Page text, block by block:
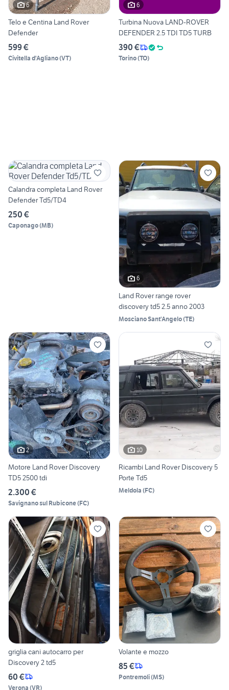
6
Telo e Centina Land Rover
Defender
599 €
Civitella d'Agliano(VT)
6
Turbina Nuova LAND-ROVER
DEFENDER 2.5 TDI TD5 TURB
390 €
Torino(TO)
Calandra completa Land Rover
Defender Td5/TD4
250 €
Caponago(MB)
6
Land Rover range rover
discovery td5 2.5 anno 2003
Mosciano Sant'Angelo(TE)
2
Motore Land Rover Discovery
TD5 2500 tdi
2.300 €
Savignano sul Rubicone(FC)
10
Ricambi Land Rover Discovery 5
Porte Td5
Meldola (FC)
griglia cani autocarro per
Discovery 2 td5
60 €
Verona (VR)
Volante e mozzo
85 €
Pontremoli(MS)